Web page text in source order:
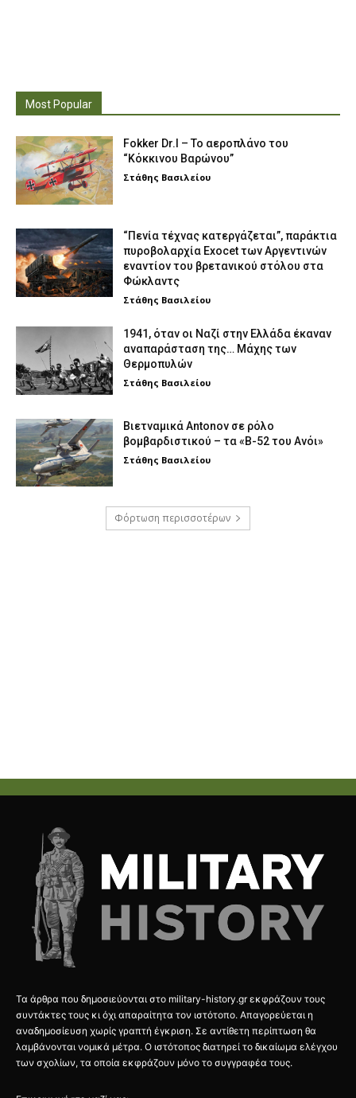
Most Popular
Fokker Dr.I – To αεροπλάνο του
“Κόκκινου Βαρώνου”
Στάθης Βασιλείου
“Πενία τέχνας κατεργάζεται”, παράκτια
πυροβολαρχία Exocet των Αργεντινών
εναντίον του βρετανικού στόλου στα
Φώκλαντς
Στάθης Βασιλείου
1941, όταν οι Ναζί στην Ελλάδα έκαναν
αναπαράσταση της… Μάχης των
Θερμοπυλών
Στάθης Βασιλείου
Βιετναμικά Antonov σε ρόλο
βομβαρδιστικού – τα «Β-52 του Ανόι»
Στάθης Βασιλείου
Φόρτωση περισσοτέρων
Τα άρθρα που δημοσιεύονται στο military-history.gr εκφράζουν τους
συντάκτες τους κι όχι απαραίτητα τον ιστότοπο. Απαγορεύεται η
αναδημοσίευση χωρίς γραπτή έγκριση. Σε αντίθετη περίπτωση θα
λαμβάνονται νομικά μέτρα. Ο ιστότοπος διατηρεί το δικαίωμα ελέγχου
των σχολίων, τα οποία εκφράζουν μόνο το συγγραφέα τους.